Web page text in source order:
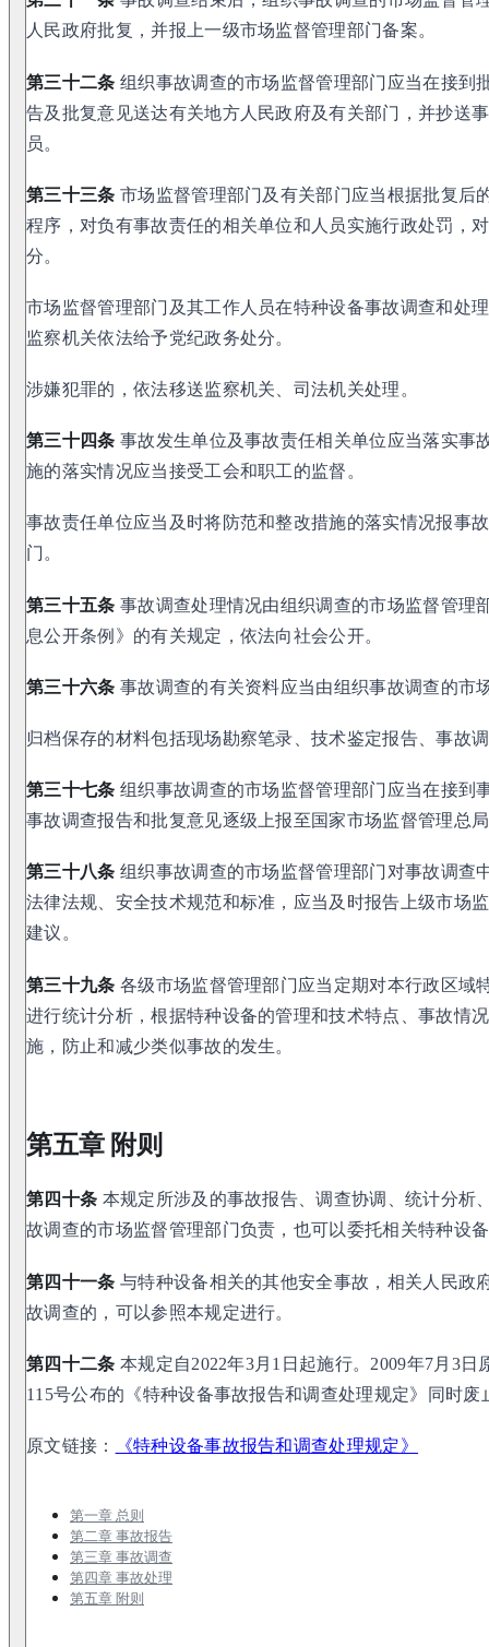
人民政府批复，并报上一级市场监督管理部门备案。
第三十二条 组织事故调查的市场监督管理部门应当在接到
告及批复意见送达有关地方人民政府及有关部门，并抄送
员。
第三十三条 市场监督管理部门及有关部门应当根据批复后
程序，对负有事故责任的相关单位和人员实施行政处罚，
分。
市场监督管理部门及其工作人员在特种设备事故调查和处
监察机关依法给予党纪政务处分。
涉嫌犯罪的，依法移送监察机关、司法机关处理。
第三十四条 事故发生单位及事故责任相关单位应当落实事
施的落实情况应当接受工会和职工的监督。
事故责任单位应当及时将防范和整改措施的落实情况报事
门。
第三十五条 事故调查处理情况由组织调查的市场监督管理
息公开条例》的有关规定，依法向社会公开。
第三十六条 事故调查的有关资料应当由组织事故调查的市
归档保存的材料包括现场勘察笔录、技术鉴定报告、事故
第三十七条 组织事故调查的市场监督管理部门应当在接到
事故调查报告和批复意见逐级上报至国家市场监督管理总
第三十八条 组织事故调查的市场监督管理部门对事故调查
法律法规、安全技术规范和标准，应当及时报告上级市场
建议。
第三十九条 各级市场监督管理部门应当定期对本行政区域
进行统计分析，根据特种设备的管理和技术特点、事故情
施，防止和减少类似事故的发生。
第五章 附则
第四十条 本规定所涉及的事故报告、调查协调、统计分析
故调查的市场监督管理部门负责，也可以委托相关特种设
第四十一条 与特种设备相关的其他安全事故，相关人民政
故调查的，可以参照本规定进行。
第四十二条 本规定自2022年3月1日起施行。2009年7月3
115号公布的《特种设备事故报告和调查处理规定》同时废
原文链接： 《特种设备事故报告和调查处理规定》
第一章 总则
第二章 事故报告
第三章 事故调查
第四章 事故处理
第五章 附则